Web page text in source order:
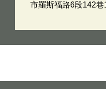
市羅斯福路6段142巷